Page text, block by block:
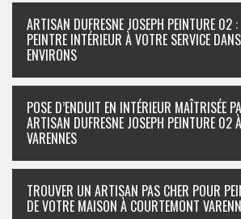
ARTISAN DUFRESNE JOSEPH PEINTURE 02
PEINTRE INTÉRIEUR À VOTRE SERVICE
ENVIRONS
POSE D’ENDUIT EN INTÉRIEUR MAÎTRISÉE
ARTISAN DUFRESNE JOSEPH PEINTURE 02
VARENNES
TROUVER UN ARTISAN PAS CHER POUR
DE VOTRE MAISON À COURTEMONT